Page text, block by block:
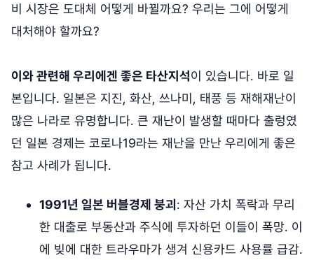
비 시장은 도대체 어떻게 바뀔까요? 우리는 그에 어떻게
대처해야 할까요?
이와 관련해 우리에겐 좋은 타산지석이 있습니다. 바로 일
본입니다. 일본은 지진, 화산, 쓰나미, 태풍 등 재해재난이
많은 나라로 유명합니다. 큰 재난이 발생할 때마다 출렁였
던 일본 경제는 코로나19라는 재난을 만난 우리에게 좋은
참고 사례가 됩니다.
1991년 일본 버블경제 붕괴: 자산 가치 폭락과 무리
한 대출로 부동산과 주식에 투자하던 이들이 폭망. 이
에 빚에 대한 트라우마가 생겨 신용카드 사용률 급감.